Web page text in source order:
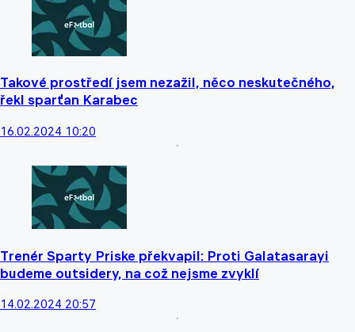
Takové prostředí jsem nezažil, něco neskutečného,
řekl sparťan Karabec
16.02.2024 10:20
Trenér Sparty Priske překvapil: Proti Galatasarayi
budeme outsidery, na což nejsme zvyklí
14.02.2024 20:57